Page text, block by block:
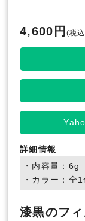
4,600円 (税
詳細情報
・内容量：6g
・カラー：全1
漆黒のフ